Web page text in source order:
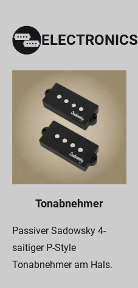
ELECTRONICS
Tonabnehmer
Passiver Sadowsky 4-
saitiger P-Style
Tonabnehmer am Hals.